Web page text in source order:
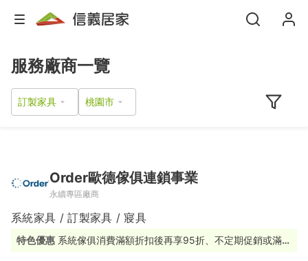
服務廠商一覽
訂製家具
Order歐德傢俱連鎖事業
永續專區廠商
系統家具 / 訂製家具 / 寢具
特色優惠 系統傢俱消費滿額折扣後再享95折、不定期促銷或滿額